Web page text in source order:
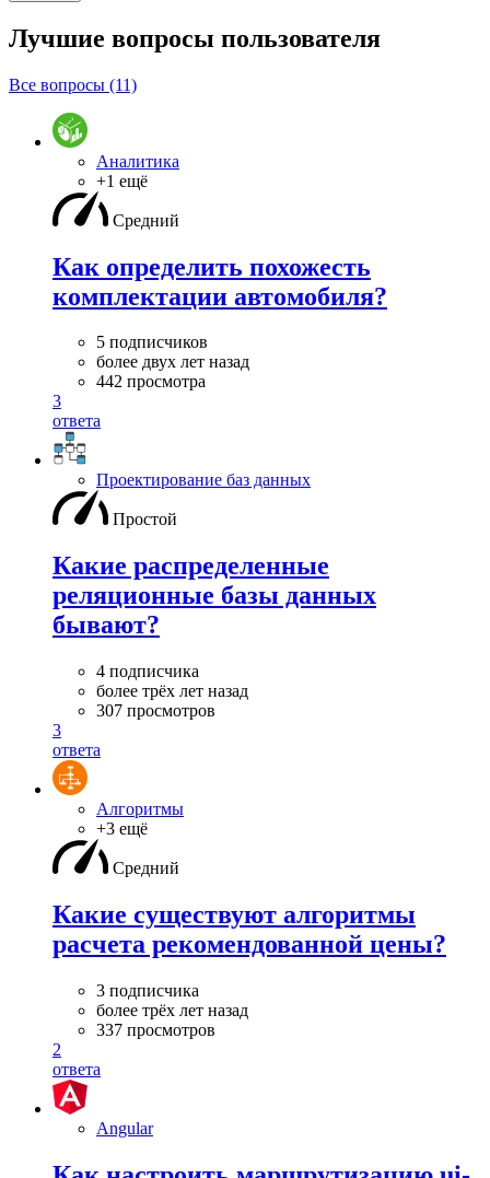
Лучшие вопросы пользователя
Все вопросы (11)
Аналитика
+1 ещё
Средний
Как определить похожесть
комплектации автомобиля?
5 подписчиков
более двух лет назад
442 просмотра
3
ответа
Проектирование баз данных
Простой
Какие распределенные
реляционные базы данных
бывают?
4 подписчика
более трёх лет назад
307 просмотров
3
ответа
Алгоритмы
+3 ещё
Средний
Какие существуют алгоритмы
расчета рекомендованной цены?
3 подписчика
более трёх лет назад
337 просмотров
2
ответа
Angular